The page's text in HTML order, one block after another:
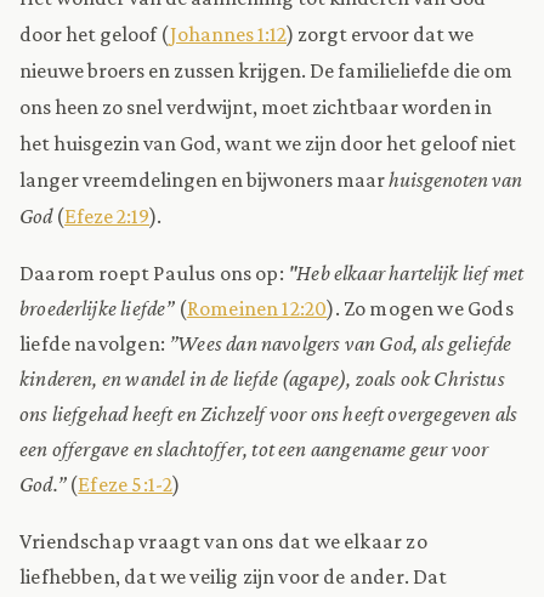
door het geloof (Johannes 1:12) zorgt ervoor dat we
nieuwe broers en zussen krijgen. De familieliefde die om
ons heen zo snel verdwijnt, moet zichtbaar worden in
het huisgezin van God, want we zijn door het geloof niet
langer vreemdelingen en bijwoners maarhuisgenoten van
God(Efeze 2:19).
Daarom roept Paulus ons op: "Heb elkaar hartelijk lief met
broederlijke liefde”(Romeinen 12:20). Zo mogen we Gods
liefde navolgen: ”Wees dan navolgers van God, als geliefde
kinderen, en wandel in de liefde (agape), zoals ook Christus
ons liefgehad heeft en Zichzelf voor ons heeft overgegeven als
een offergave en slachtoffer, tot een aangename geur voor
God.”(Efeze 5:1-2)
Vriendschap vraagt van ons dat we elkaar zo
liefhebben, dat we veilig zijn voor de ander. Dat